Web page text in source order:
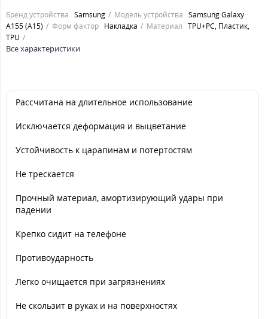
Бренд устройства Samsung Модель устройства Samsung Galaxy
A155 (A15)
Форм фактор Накладка Материал TPU+PC, Пластик,
TPU
Все характеристики
Рассчитана на длительное использование
Исключается деформация и выцветание
Устойчивость к царапинам и потертостям
Не трескается
Прочный материал, амортизирующий удары при
падении
Крепко сидит на телефоне
Противоударность
Легко очищается при загрязнениях
Не скользит в руках и на поверхностях